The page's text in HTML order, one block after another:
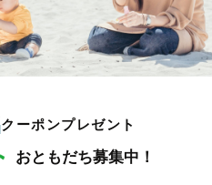
クーポンプレゼント
おともだち募集中！